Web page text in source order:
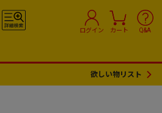
ログイン カート Q&A
欲しい物リスト